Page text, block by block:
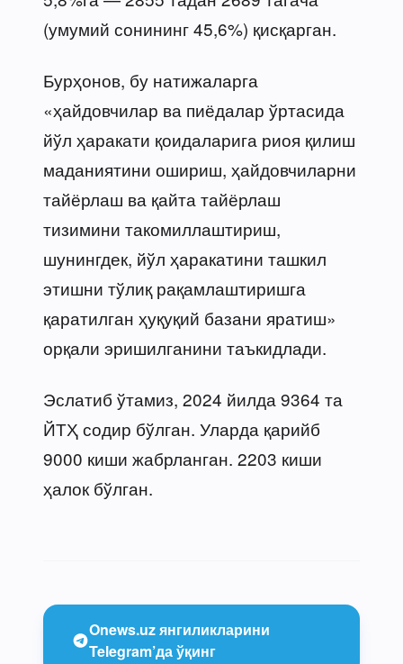
(умумий сонининг 45,6%) қисқарган.
Бурҳонов, бу натижаларга
«ҳайдовчилар ва пиёдалар ўртасида
йўл ҳаракати қоидаларига риоя қилиш
маданиятини ошириш, ҳайдовчиларни
тайёрлаш ва қайта тайёрлаш
тизимини такомиллаштириш,
шунингдек, йўл ҳаракатини ташкил
этишни тўлиқ рақамлаштиришга
қаратилган ҳуқуқий базани яратиш»
орқали эришилганини таъкидлади.
Эслатиб ўтамиз, 2024 йилда 9364 та
ЙТҲ содир бўлган. Уларда қарийб
9000 киши жабрланган. 2203 киши
ҳалок бўлган.
Onews.uz янгиликларини
Telegram’да ўқинг